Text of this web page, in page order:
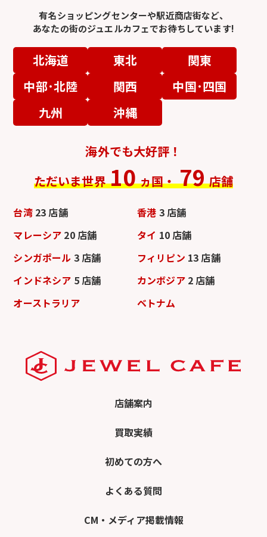
有名ショッピングセンターや駅近商店街など、
あなたの街のジュエルカフェでお待ちしています!
北海道 東北
関東
中部･北陸
関西
中国･四国
九州
沖縄
海外でも大好評！
ただいま世界 10 ヵ国・ 79 店舗
台湾 23 店舗 香港 3 店舗
マレーシア 20 店舗 タイ 10 店舗
シンガポール 3 店舗 フィリピン 13 店舗
インドネシア 5 店舗 カンボジア 2 店舗
オーストラリア
ベトナム
店舗案内
買取実績
初めての方へ
よくある質問
CM・メディア掲載情報